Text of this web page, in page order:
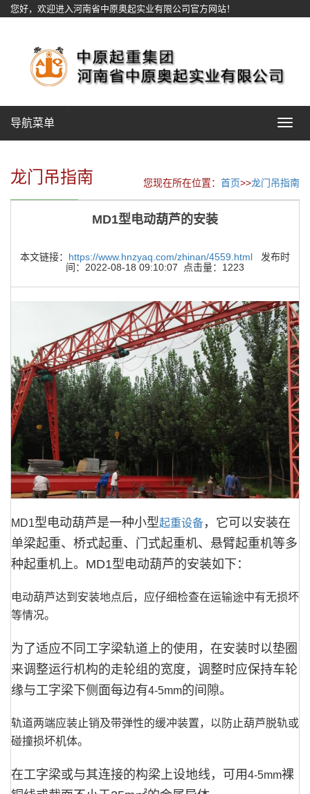
您好，欢迎进入河南省中原奥起实业有限公司官方网站！
Toggle
导航菜单
龙门吊指南 您现在所在位置： 首页>>龙门吊指南
MD1型电动葫芦的安装
本文链接： https://www.hnzyaq.com/zhinan/4559.html 发布时
间：2022-08-18 09:10:07 点击量：1223
MD1型电动葫芦是一种小型起重设备，它可以安装在
单梁起重、桥式起重、门式起重机、悬臂起重机等多
种起重机上。 MD1型电动葫芦的安装如下：
电动葫芦达到安装地点后，应仔细检查在运输途中有无损坏
等情况。
为了适应不同工字梁轨道上的使用，在安装时以垫圈
来调整运行机构的走轮组的宽度，调整时应保持车轮
缘与工字梁下侧面每边有4-5mm的间隙。
轨道两端应装止销及带弹性的缓冲装置，以防止葫芦脱轨或
碰撞损坏机体。
在工字梁或与其连接的构梁上设地线，可用4-5mm裸